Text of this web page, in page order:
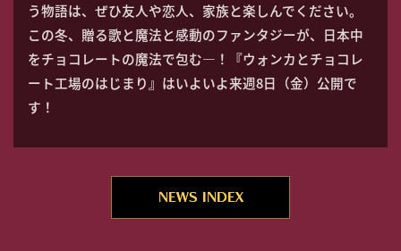
う物語は、ぜひ友人や恋人、家族と楽しんでください。
この冬、贈る歌と魔法と感動のファンタジーが、日本中
をチョコレートの魔法で包む―！『ウォンカとチョコレ
ート工場のはじまり』はいよいよ来週8日（金）公開で
す！
NEWS INDEX